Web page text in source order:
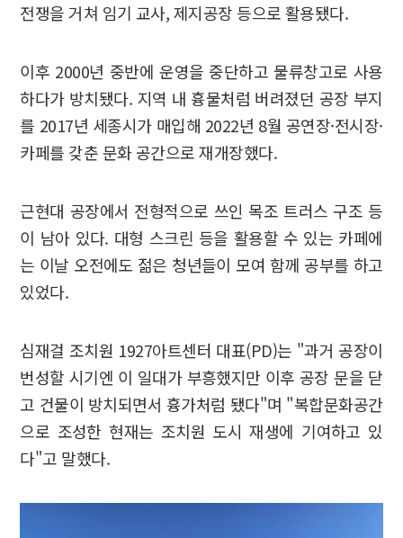
전쟁을 거쳐 임기 교사, 제지공장 등으로 활용됐다.
이후 2000년 중반에 운영을 중단하고 물류창고로 사용
하다가 방치됐다. 지역 내 흉물처럼 버려졌던 공장 부지
를 2017년 세종시가 매입해 2022년 8월 공연장·전시장·
카페를 갖춘 문화 공간으로 재개장했다.
근현대 공장에서 전형적으로 쓰인 목조 트러스 구조 등
이 남아 있다. 대형 스크린 등을 활용할 수 있는 카페에
는 이날 오전에도 젊은 청년들이 모여 함께 공부를 하고
있었다.
심재걸 조치원 1927아트센터 대표(PD)는 "과거 공장이
번성할 시기엔 이 일대가 부흥했지만 이후 공장 문을 닫
고 건물이 방치되면서 흉가처럼 됐다"며 "복합문화공간
으로 조성한 현재는 조치원 도시 재생에 기여하고 있
다"고 말했다.